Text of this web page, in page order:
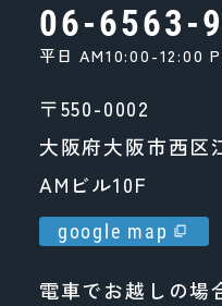
06-6563-
平日 AM10:00-12:00
〒550-0002
大阪府大阪市西区
AMビル10F
google map
電車でお越しの場